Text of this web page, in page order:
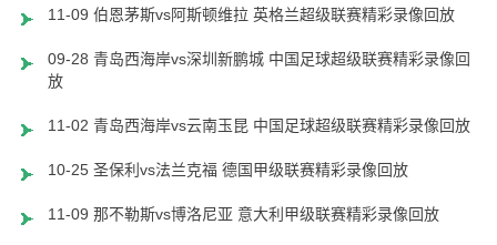
11-09 伯恩茅斯vs阿斯顿维拉 英格兰超级联赛精彩录像回放
09-28 青岛西海岸vs深圳新鹏城 中国足球超级联赛精彩录像回
放
11-02 青岛西海岸vs云南玉昆 中国足球超级联赛精彩录像回放
10-25 圣保利vs法兰克福 德国甲级联赛精彩录像回放
11-09 那不勒斯vs博洛尼亚 意大利甲级联赛精彩录像回放